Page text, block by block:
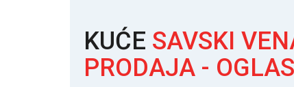
KUĆE SAVSKI
PRODAJA -